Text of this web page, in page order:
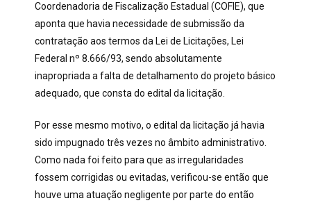
Coordenadoria de Fiscalização Estadual (COFIE), que
aponta que havia necessidade de submissão da
contratação aos termos da Lei de Licitações, Lei
Federal nº 8.666/93, sendo absolutamente
inapropriada a falta de detalhamento do projeto básico
adequado, que consta do edital da licitação.
Por esse mesmo motivo, o edital da licitação já havia
sido impugnado três vezes no âmbito administrativo.
Como nada foi feito para que as irregularidades
fossem corrigidas ou evitadas, verificou-se então que
houve uma atuação negligente por parte do então